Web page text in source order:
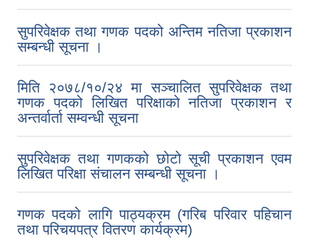
सुपरिवेक्षक तथा गणक पदको अन्तिम नतिजा प्रकाशन
सम्बन्धी सूचना ।
मिति २०७८/१०/२४ मा सञ्‍चालित सुपरिवेक्षक तथा
गणक पदको लिखित परिक्षाको नतिजा प्रकाशन र
अन्तर्वार्ता सम्वन्धी सूचना
सुपरिवेक्षक तथा गणकको छोटो सूची प्रकाशन एवम
लिखित परिक्षा संचालन सम्बन्धी सूचना ।
गणक पदको लागि पाठ्यक्रम (गरिब परिवार पहिचान
तथा परिचयपत्र वितरण कार्यक्रम)